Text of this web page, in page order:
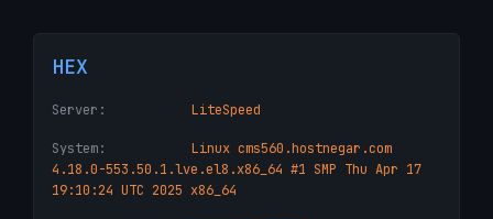
HEX
Server: LiteSpeed
System:
Linux cms560.hostnegar.com
4.18.0-553.50.1.lve.el8.x86_64 #1 SMP Thu Apr 17
19:10:24 UTC 2025 x86_64